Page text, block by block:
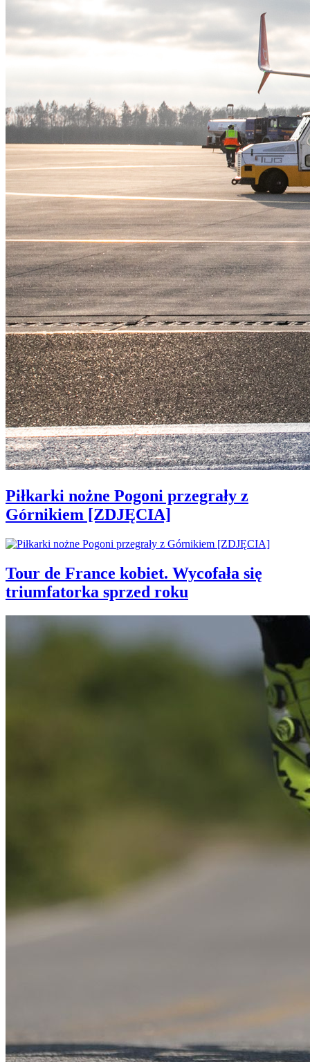
Piłkarki nożne Pogoni przegrały z
Górnikiem [ZDJĘCIA]
Tour de France kobiet. Wycofała się
triumfatorka sprzed roku